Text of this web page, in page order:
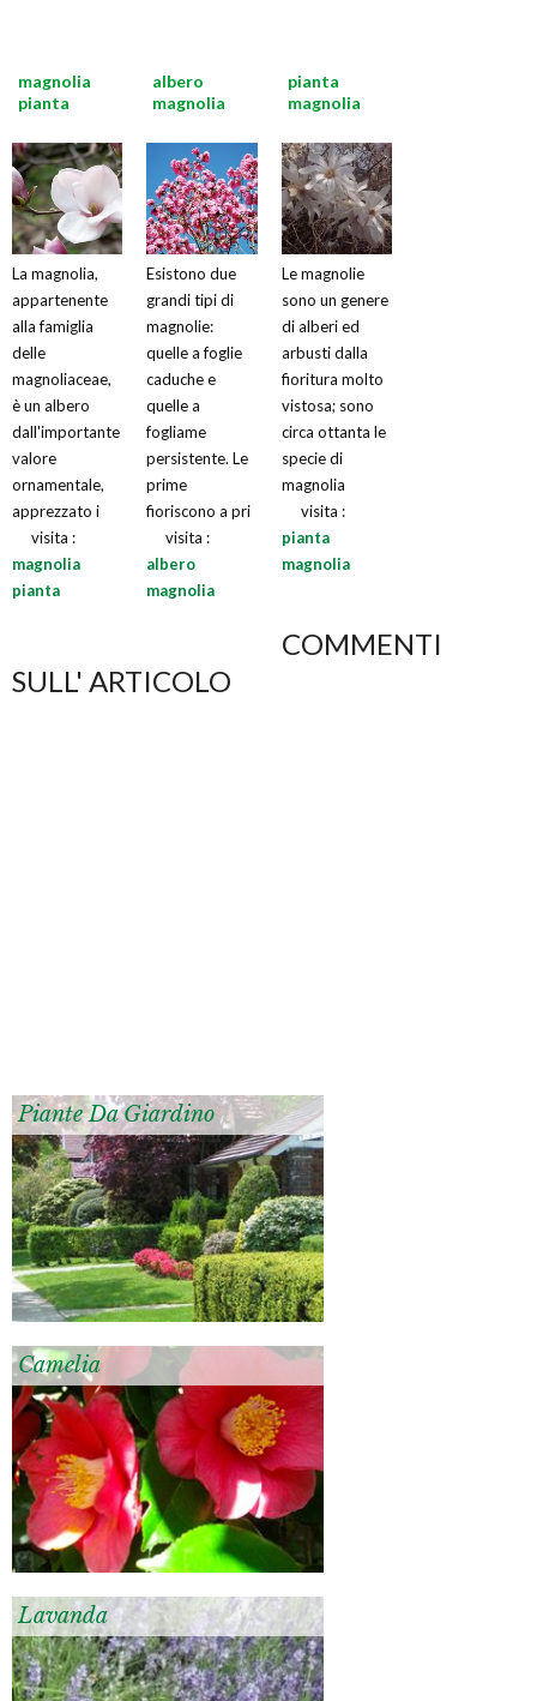
magnolia
pianta
La magnolia,
appartenente
alla famiglia
delle
magnoliaceae,
è un albero
dall'importante
valore
ornamentale,
apprezzato i
visita :
magnolia
pianta
albero
magnolia
Esistono due
grandi tipi di
magnolie:
quelle a foglie
caduche e
quelle a
fogliame
persistente. Le
prime
fioriscono a pri
visita :
albero
magnolia
pianta
magnolia
Le magnolie
sono un genere
di alberi ed
arbusti dalla
fioritura molto
vistosa; sono
circa ottanta le
specie di
magnolia
visita :
pianta
magnolia
COMMENTI
SULL' ARTICOLO
Piante Da Giardino
Camelia
Lavanda